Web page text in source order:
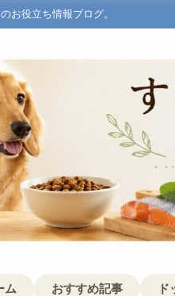
お役立ち情報ブログ。
ム おすすめ記事 ド